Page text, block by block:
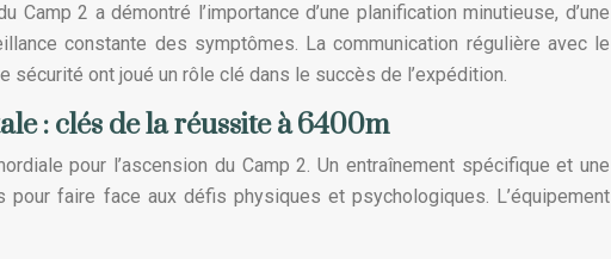
Camp 2 a démontré l’importance d’une planification minutieuse, d’une
constante des symptômes. La communication régulière avec le
sécurité ont joué un rôle clé dans le succès de l’expédition.
: clés de la réussite à 6400m
pour l’ascension du Camp 2. Un entraînement spécifique et une
faire face aux défis physiques et psychologiques. L’équipement